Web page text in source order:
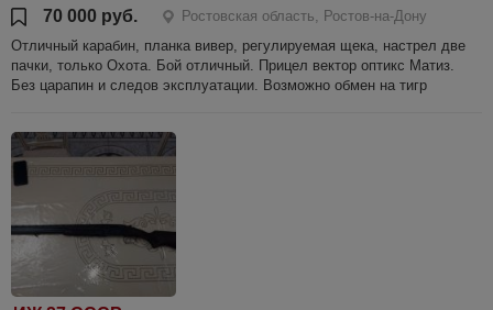
70 000 руб.
Ростовская область, Ростов-на-Дону
Отличный карабин, планка вивер, регулируемая щека, настрел две
пачки, только Охота. Бой отличный. Прицел вектор оптикс Матиз.
Без царапин и следов эксплуатации. Возможно обмен на тигр